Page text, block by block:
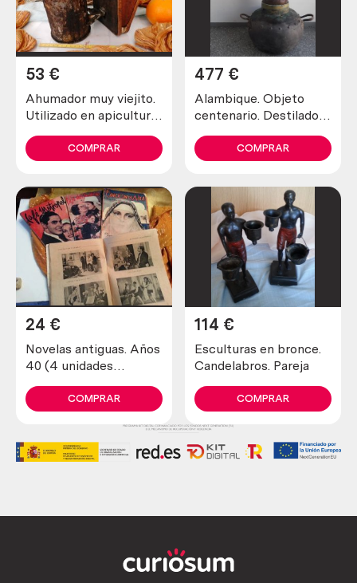
Ahumador muy viejito.
Utilizado en apicultura
abejas
53 €
COMPRAR
Alambique. Objeto
centenario. Destilador
cobre. 80 litros.
477 €
COMPRAR
Novelas antiguas. Años
40 (4 unidades
24 €
COMPRAR
Esculturas en bronce.
Candelabros. Pareja
114 €
COMPRAR